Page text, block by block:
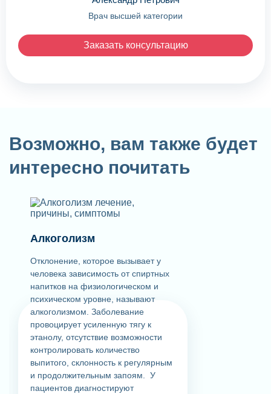
Врач высшей категории
Заказать консультацию
Возможно, вам также будет
интересно почитать
Алкоголизм
Отклонение, которое вызывает у
человека зависимость от спиртных
напитков на физиологическом и
психическом уровне, называют
алкоголизмом. Заболевание
провоцирует усиленную тягу к
этанолу, отсутствие возможности
контролировать количество
выпитого, склонность к регулярным
и продолжительным запоям. У
пациентов диагностируют